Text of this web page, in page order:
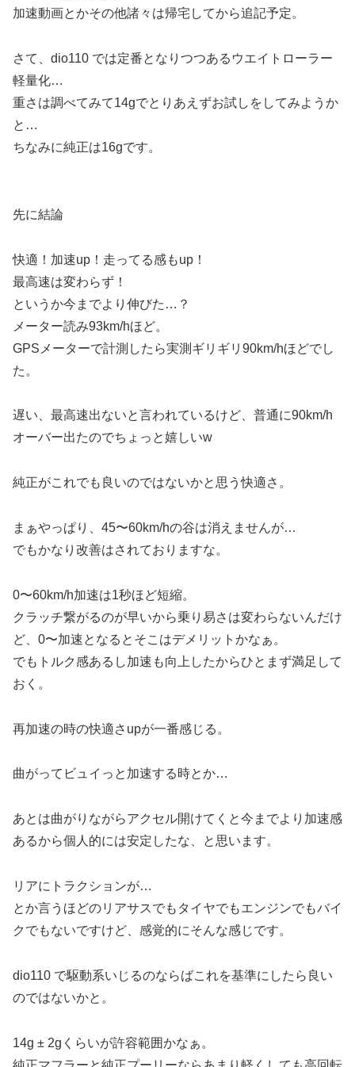
加速動画とかその他諸々は帰宅してから追記予定。
さて、dio110 では定番となりつつあるウエイトローラー
軽量化…
重さは調べてみて14gでとりあえずお試しをしてみようか
と…
ちなみに純正は16gです。
先に結論
快適！加速up！走ってる感もup！
最高速は変わらず！
というか今までより伸びた…？
メーター読み93km/hほど。
GPSメーターで計測したら実測ギリギリ90km/hほどでし
た。
遅い、最高速出ないと言われているけど、普通に90km/h
オーバー出たのでちょっと嬉しいw
純正がこれでも良いのではないかと思う快適さ。
まぁやっぱり、45〜60km/hの谷は消えませんが…
でもかなり改善はされておりますな。
0〜60km/h加速は1秒ほど短縮。
クラッチ繋がるのが早いから乗り易さは変わらないんだけ
ど、0〜加速となるとそこはデメリットかなぁ。
でもトルク感あるし加速も向上したからひとまず満足して
おく。
再加速の時の快適さupが一番感じる。
曲がってビュイっと加速する時とか…
あとは曲がりながらアクセル開けてくと今までより加速感
あるから個人的には安定したな、と思います。
リアにトラクションが…
とか言うほどのリアサスでもタイヤでもエンジンでもバイ
クでもないですけど、感覚的にそんな感じです。
dio110 で駆動系いじるのならばこれを基準にしたら良い
のではないかと。
14g ± 2gくらいが許容範囲かなぁ。